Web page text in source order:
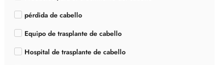
pérdida de cabello
Equipo de trasplante de cabello
Hospital de trasplante de cabello